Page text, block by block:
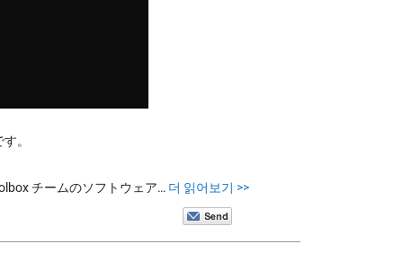
。
チームのソフトウェア… 더 읽어보기 >>